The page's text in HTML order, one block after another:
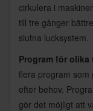
cirkulera i
till tre gånger
slutna lucksystem.
Program för olika
flera program som
efter behov.
gör det möjligt att